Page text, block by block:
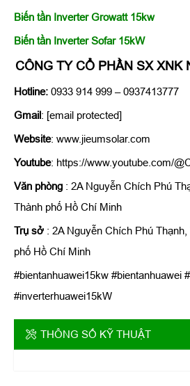
Biến tần Inverter Growatt 15kw
Biến tần Inverter Sofar 15kW
CÔNG TY CỔ PHẦN SX XNK
Hotline: 0933 914 999 – 0937413777
Gmail: [email protected]
Website: www.jieumsolar.com
Youtube: https://www.youtube.com/
Văn phòng : 2A Nguyễn Chích Phú
Thành phố Hồ Chí Minh
Trụ sở : 2A Nguyễn Chích Phú
phố Hồ Chí Minh
#bientanhuawei15kw #bientanhuawei
#inverterhuawei15kW
THÔNG SỐ KỸ THUẬT